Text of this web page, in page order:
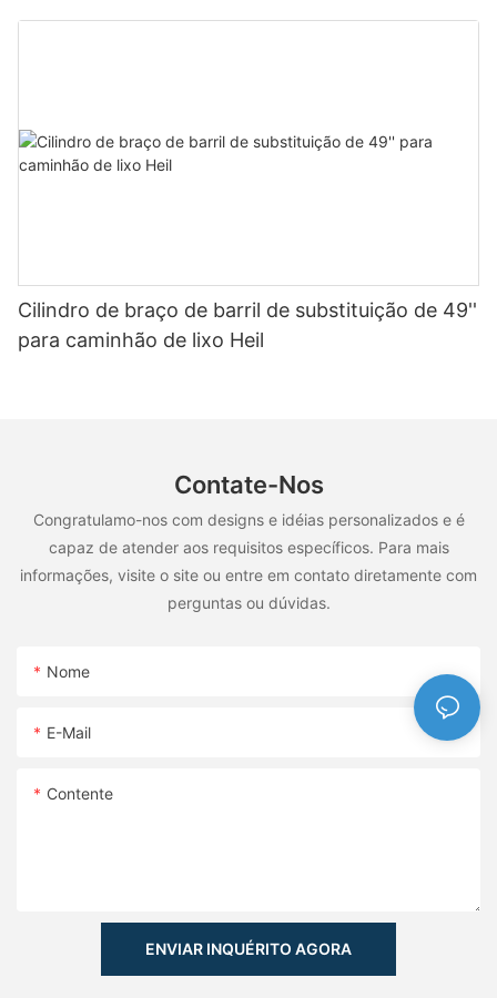
Cilindro de braço de barril de substituição de 49''
para caminhão de lixo Heil
Contate-Nos
Congratulamo-nos com designs e idéias personalizados e é
capaz de atender aos requisitos específicos. Para mais
informações, visite o site ou entre em contato diretamente com
perguntas ou dúvidas.
Nome
E-Mail
Contente
ENVIAR INQUÉRITO AGORA